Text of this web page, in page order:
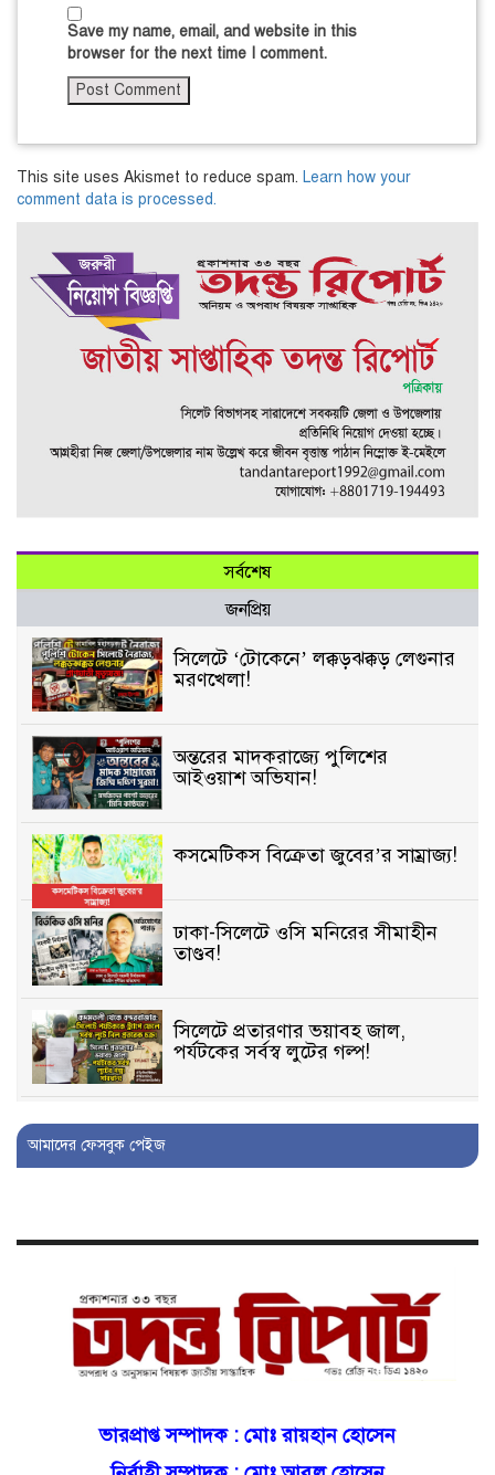
Save my name, email, and website in this
browser for the next time I comment.
This site uses Akismet to reduce spam. Learn how your
comment data is processed.
সর্বশেষ
জনপ্রিয়
সিলেটে ‘টোকেনে’ লক্কড়ঝক্কড় লেগুনার
মরণখেলা!
অন্তরের মাদকরাজ্যে পুলিশের
আইওয়াশ অভিযান!
কসমেটিকস বিক্রেতা জুবের’র সাম্রাজ্য!
ঢাকা-সিলেটে ওসি মনিরের সীমাহীন
তাণ্ডব!
সিলেটে প্রতারণার ভয়াবহ জাল,
পর্যটকের সর্বস্ব লুটের গল্প!
বিআইডিসি’তে ১৫ বছরের দখলদারিত্ব
ভ্রূণহত্যার অপচেষ্টা, গোয়াইনঘাট জুড়ে
মোগলাবাজার থানা কার কবলে?
গোয়াইনঘাটে বিজিবির নাম ভাঙিয়ে
দুলালের রাজত্ব!
আমাদের ফেসবুক পেইজ
ভারপ্রাপ্ত সম্পাদক : মোঃ রায়হান হোসেন